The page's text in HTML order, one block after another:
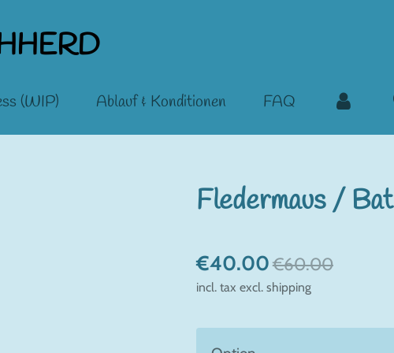
(WIP) Ablauf & Konditionen FAQ
Fledermaus / Bat
€40.00€60.00
incl. tax excl. shipping